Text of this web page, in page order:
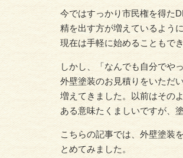
今ではすっかり市民権を得た
精を出す方が増えているよう
現在は手軽に始めることもで
しかし、「なんでも自分でや
外壁塗装のお見積りをいただ
増えてきました。以前はその
ある意味たくましいですが、
こちらの記事では、外壁塗装
とめてみました。